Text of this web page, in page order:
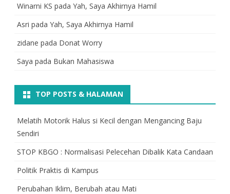
Winarni KS pada Yah, Saya Akhirnya Hamil
Asri pada Yah, Saya Akhirnya Hamil
zidane pada Donat Worry
Saya pada Bukan Mahasiswa
TOP POSTS & HALAMAN
Melatih Motorik Halus si Kecil dengan Mengancing Baju
Sendiri
STOP KBGO : Normalisasi Pelecehan Dibalik Kata Candaan
Politik Praktis di Kampus
Perubahan Iklim, Berubah atau Mati